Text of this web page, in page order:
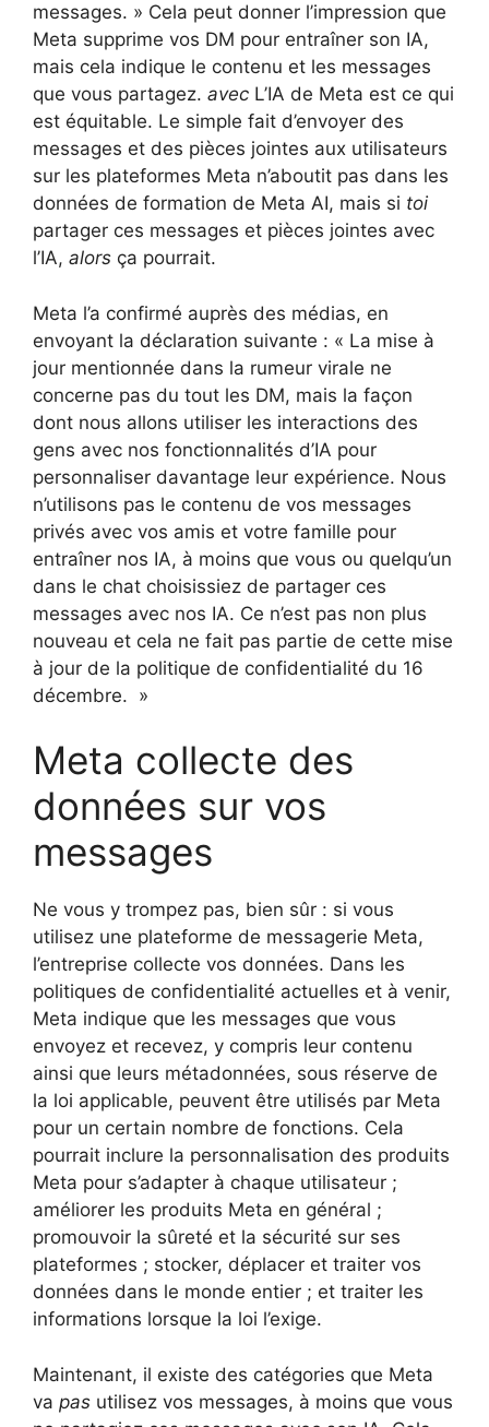
messages. » Cela peut donner l’impression que
Meta supprime vos DM pour entraîner son IA,
mais cela indique le contenu et les messages
que vous partagez. avec L’IA de Meta est ce qui
est équitable. Le simple fait d’envoyer des
messages et des pièces jointes aux utilisateurs
sur les plateformes Meta n’aboutit pas dans les
données de formation de Meta AI, mais si toi
partager ces messages et pièces jointes avec
l’IA, alors ça pourrait.
Meta l’a confirmé auprès des médias, en
envoyant la déclaration suivante : « La mise à
jour mentionnée dans la rumeur virale ne
concerne pas du tout les DM, mais la façon
dont nous allons utiliser les interactions des
gens avec nos fonctionnalités d’IA pour
personnaliser davantage leur expérience. Nous
n’utilisons pas le contenu de vos messages
privés avec vos amis et votre famille pour
entraîner nos IA, à moins que vous ou quelqu’un
dans le chat choisissiez de partager ces
messages avec nos IA. Ce n’est pas non plus
nouveau et cela ne fait pas partie de cette mise
à jour de la politique de confidentialité du 16
décembre. »
Meta collecte des
données sur vos
messages
Ne vous y trompez pas, bien sûr : si vous
utilisez une plateforme de messagerie Meta,
l’entreprise collecte vos données. Dans les
politiques de confidentialité actuelles et à venir,
Meta indique que les messages que vous
envoyez et recevez, y compris leur contenu
ainsi que leurs métadonnées, sous réserve de
la loi applicable, peuvent être utilisés par Meta
pour un certain nombre de fonctions. Cela
pourrait inclure la personnalisation des produits
Meta pour s’adapter à chaque utilisateur ;
améliorer les produits Meta en général ;
promouvoir la sûreté et la sécurité sur ses
plateformes ; stocker, déplacer et traiter vos
données dans le monde entier ; et traiter les
informations lorsque la loi l’exige.
Maintenant, il existe des catégories que Meta
va pas utilisez vos messages, à moins que vous